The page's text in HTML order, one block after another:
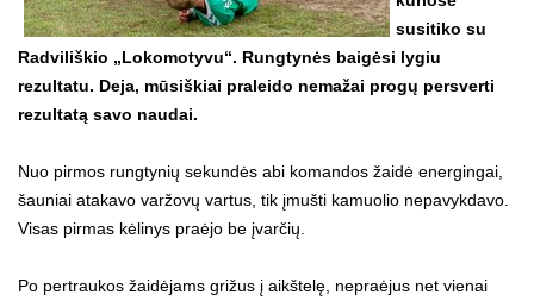
susitiko su
Radviliškio „Lokomotyvu“. Rungtynės baigėsi lygiu
rezultatu. Deja, mūsiškiai praleido nemažai progų persverti
rezultatą savo naudai.
Nuo pirmos rungtynių sekundės abi komandos žaidė energingai,
šauniai atakavo varžovų vartus, tik įmušti kamuolio nepavykdavo.
Visas pirmas kėlinys praėjo be įvarčių.
Po pertraukos žaidėjams grižus į aikštelę, nepraėjus net vienai